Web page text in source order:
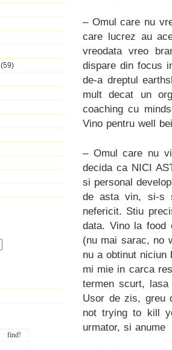
(59)
– Omul care nu
care lucrez au
vreodata vreo
dispare din focus
de-a dreptul
mult decat un
coaching cu
Vino pentru well
– Omul care nu
decida ca NICI
si personal
de asta vin, si-s
nefericit. Stiu
data. Vino la food
(nu mai sarac, no
nu a obtinut niciun
mi mie in carca
termen scurt,
Usor de zis, greu
not trying to kill
urmator, si anume